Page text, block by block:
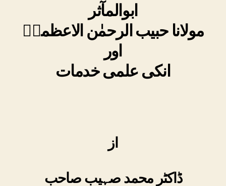
ابوالمآثر
مولانا حبیب الرحمٰن الاعظمیؒ
اور
انکی علمی خدمات
از
ڈاکٹر محمد صہیب صاحب